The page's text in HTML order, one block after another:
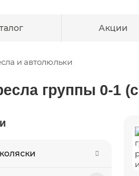
Акции
и автолюльки
группы 0-1